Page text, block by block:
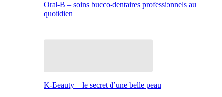
Oral-B – soins bucco-dentaires professionnels au
quotidien
K-Beauty – le secret d’une belle peau